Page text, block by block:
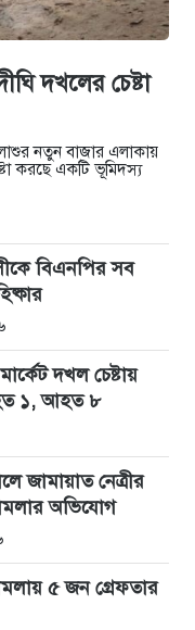
দখলের চেষ্টা
নতুন বাজার এলাকায়
করছে একটি ভূমিদস্য
বিএনপির সব
দখল চেষ্টায়
১, আহত ৮
জামায়াত নেত্রীর
অভিযোগ
৫ জন গ্রেফতার